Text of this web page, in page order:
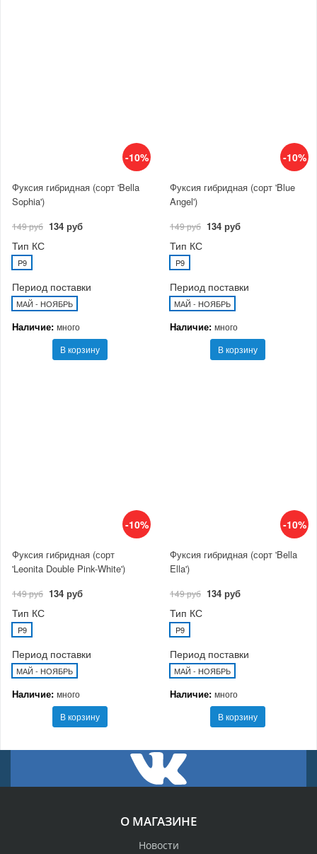
-10%
Фуксия гибридная (сорт 'Bella
Sophia')
149 руб 134 руб
Тип КС
P9
Период поставки
МАЙ - НОЯБРЬ
Наличие: много
В корзину
-10%
Фуксия гибридная (сорт 'Blue
Angel')
149 руб 134 руб
Тип КС
P9
Период поставки
МАЙ - НОЯБРЬ
Наличие: много
В корзину
-10%
Фуксия гибридная (сорт
'Leonita Double Pink-White')
149 руб 134 руб
Тип КС
P9
Период поставки
МАЙ - НОЯБРЬ
Наличие: много
В корзину
-10%
Фуксия гибридная (сорт 'Bella
Ella')
149 руб 134 руб
Тип КС
P9
Период поставки
МАЙ - НОЯБРЬ
Наличие: много
В корзину
О МАГАЗИНЕ
Новости